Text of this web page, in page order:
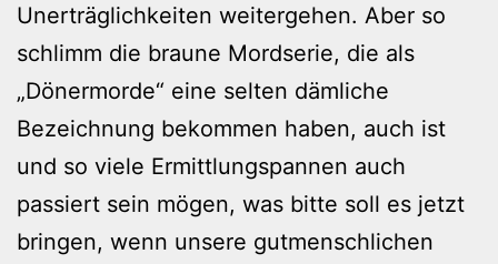
Unerträglichkeiten weitergehen. Aber so
schlimm die braune Mordserie, die als
„Dönermorde“ eine selten dämliche
Bezeichnung bekommen haben, auch ist
und so viele Ermittlungspannen auch
passiert sein mögen, was bitte soll es jetzt
bringen, wenn unsere gutmenschlichen